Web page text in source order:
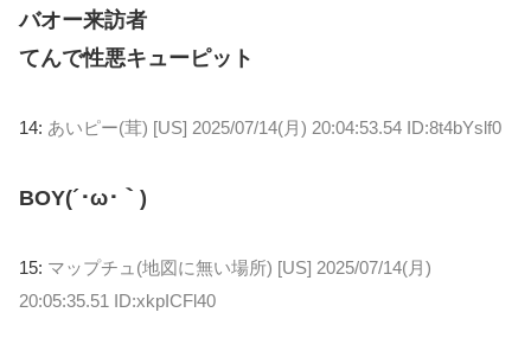
バオー来訪者
てんで性悪キューピット
14: あいピー(茸) [US] 2025/07/14(月) 20:04:53.54 ID:8t4bYslf0
BOY(´･ω･｀)
15: マップチュ(地図に無い場所) [US] 2025/07/14(月)
20:05:35.51 ID:xkpICFl40